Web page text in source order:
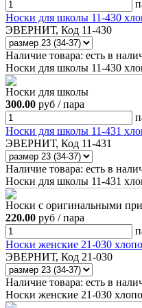
Носки для школы 11-430
ЭВЕРНИТ, Код 11-430
Наличие товара: есть в
Носки для школы 11-430
Носки для школы
300.00 руб / пара
Носки для школы 11-431
ЭВЕРНИТ, Код 11-431
Наличие товара: есть в
Носки для школы 11-431
Носки с оригинальными
220.00 руб / пара
Носки женские 21-030
ЭВЕРНИТ, Код 21-030
Наличие товара: есть в
Носки женские 21-030